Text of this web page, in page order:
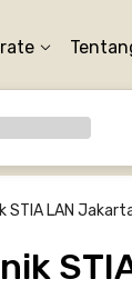
STIA LAN